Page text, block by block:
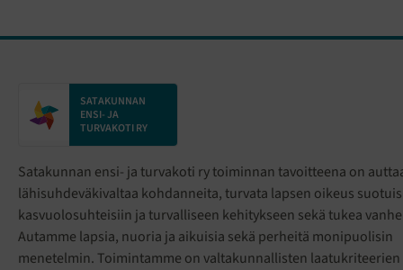
SATAKUNNAN
ENSI- JA
TURVAKOTI RY
Satakunnan ensi- ja turvakoti ry toiminnan tavoitteena on
lähisuhdeväkivaltaa kohdanneita, turvata lapsen oikeus
kasvuolosuhteisiin ja turvalliseen kehitykseen sekä tukea
Autamme lapsia, nuoria ja aikuisia sekä perheitä monipuolisin
menetelmin. Toimintamme on valtakunnallisten laatukriteerien